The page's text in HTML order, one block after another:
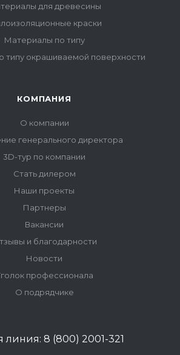
для древесины
краски
Материалы по типу
типу окрашиваемой поверхности
КОМПАНИЯ
О компании
генерального директора
3D-тур по компании
Стать дилером
Наши проекты
Партнеры
Вакансии
и благодарности
Новости
профессионала
О подрядчике
линия: 8 (800) 2001-321